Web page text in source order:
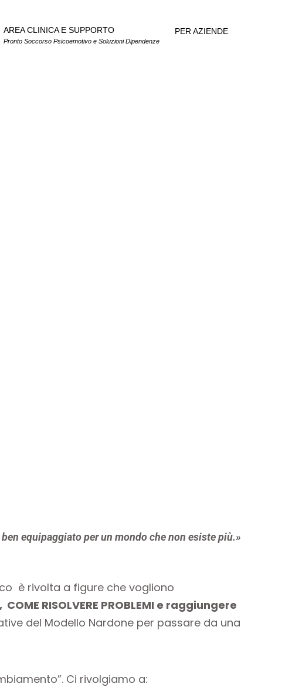
AREA CLINICA E SUPPORTO
Pronto Soccorso Psicoemotivo e Soluzioni Dipendenze
PER AZIENDE
ben equipaggiato per un mondo che non esiste più.»
è rivolta a figure che vogliono
RISOLVERE PROBLEMI e raggiungere
del Modello Nardone per passare da una
Ci rivolgiamo a: